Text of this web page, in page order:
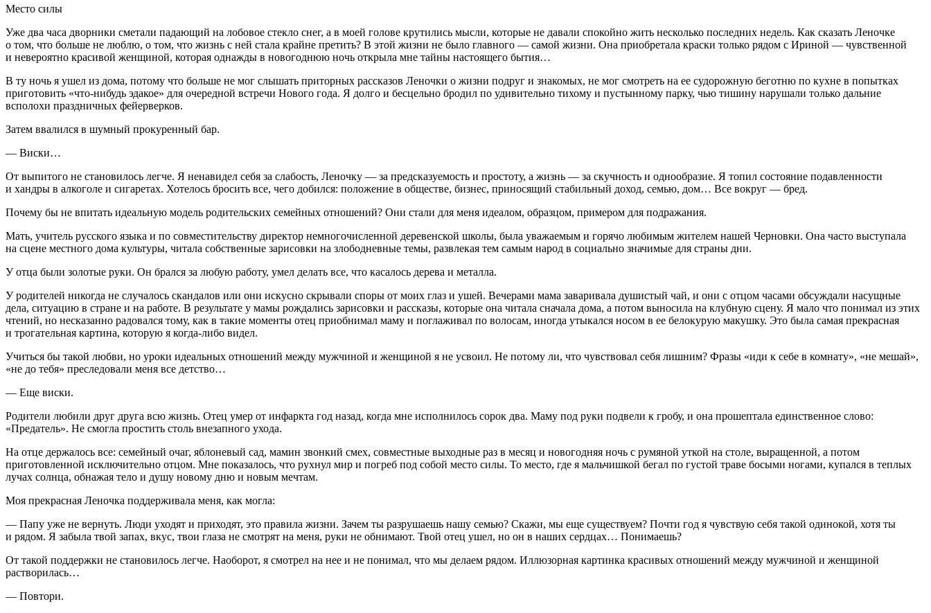
Место силы
Уже два часа дворники сметали падающий на лобовое стекло снег, а в моей голове крутились мысли, которые не давали спокойно жить несколько последних недель. Как сказать Леночке
о том, что больше не люблю, о том, что жизнь с ней стала крайне претить? В этой жизни не было главного — самой жизни. Она приобретала краски только рядом с Ириной — чувственной
и невероятно красивой женщиной, которая однажды в новогоднюю ночь открыла мне тайны настоящего бытия…
В ту ночь я ушел из дома, потому что больше не мог слышать приторных рассказов Леночки о жизни подруг и знакомых, не мог смотреть на ее судорожную беготню по кухне в попытках
приготовить «что-нибудь эдакое» для очередной встречи Нового года. Я долго и бесцельно бродил по удивительно тихому и пустынному парку, чью тишину нарушали только дальние
всполохи праздничных фейерверков.
Затем ввалился в шумный прокуренный бар.
— Виски…
От выпитого не становилось легче. Я ненавидел себя за слабость, Леночку — за предсказуемость и простоту, а жизнь — за скучность и однообразие. Я топил состояние подавленности
и хандры в алкоголе и сигаретах. Хотелось бросить все, чего добился: положение в обществе, бизнес, приносящий стабильный доход, семью, дом… Все вокруг — бред.
Почему бы не впитать идеальную модель родительских семейных отношений? Они стали для меня идеалом, образцом, примером для подражания.
Мать, учитель русского языка и по совместительству директор немногочисленной деревенской школы, была уважаемым и горячо любимым жителем нашей Черновки. Она часто выступала
на сцене местного дома культуры, читала собственные зарисовки на злободневные темы, развлекая тем самым народ в социально значимые для страны дни.
У отца были золотые руки. Он брался за любую работу, умел делать все, что касалось дерева и металла.
У родителей никогда не случалось скандалов или они искусно скрывали споры от моих глаз и ушей. Вечерами мама заваривала душистый чай, и они с отцом часами обсуждали насущные
дела, ситуацию в стране и на работе. В результате у мамы рождались зарисовки и рассказы, которые она читала сначала дома, а потом выносила на клубную сцену. Я мало что понимал из этих
чтений, но несказанно радовался тому, как в такие моменты отец приобнимал маму и поглаживал по волосам, иногда утыкался носом в ее белокурую макушку. Это была самая прекрасная
и трогательная картина, которую я когда-либо видел.
Учиться бы такой любви, но уроки идеальных отношений между мужчиной и женщиной я не усвоил. Не потому ли, что чувствовал себя лишним? Фразы «иди к себе в комнату», «не мешай»,
«не до тебя» преследовали меня все детство…
— Еще виски.
Родители любили друг друга всю жизнь. Отец умер от инфаркта год назад, когда мне исполнилось сорок два. Маму под руки подвели к гробу, и она прошептала единственное слово:
«Предатель». Не смогла простить столь внезапного ухода.
На отце держалось все: семейный очаг, яблоневый сад, мамин звонкий смех, совместные выходные раз в месяц и новогодняя ночь с румяной уткой на столе, выращенной, а потом
приготовленной исключительно отцом. Мне показалось, что рухнул мир и погреб под собой место силы. То место, где я мальчишкой бегал по густой траве босыми ногами, купался в теплых
лучах солнца, обнажая тело и душу новому дню и новым мечтам.
Моя прекрасная Леночка поддерживала меня, как могла:
— Папу уже не вернуть. Люди уходят и приходят, это правила жизни. Зачем ты разрушаешь нашу семью? Скажи, мы еще существуем? Почти год я чувствую себя такой одинокой, хотя ты
и рядом. Я забыла твой запах, вкус, твои глаза не смотрят на меня, руки не обнимают. Твой отец ушел, но он в наших сердцах… Понимаешь?
От такой поддержки не становилось легче. Наоборот, я смотрел на нее и не понимал, что мы делаем рядом. Иллюзорная картинка красивых отношений между мужчиной и женщиной
растворилась…
— Повтори.